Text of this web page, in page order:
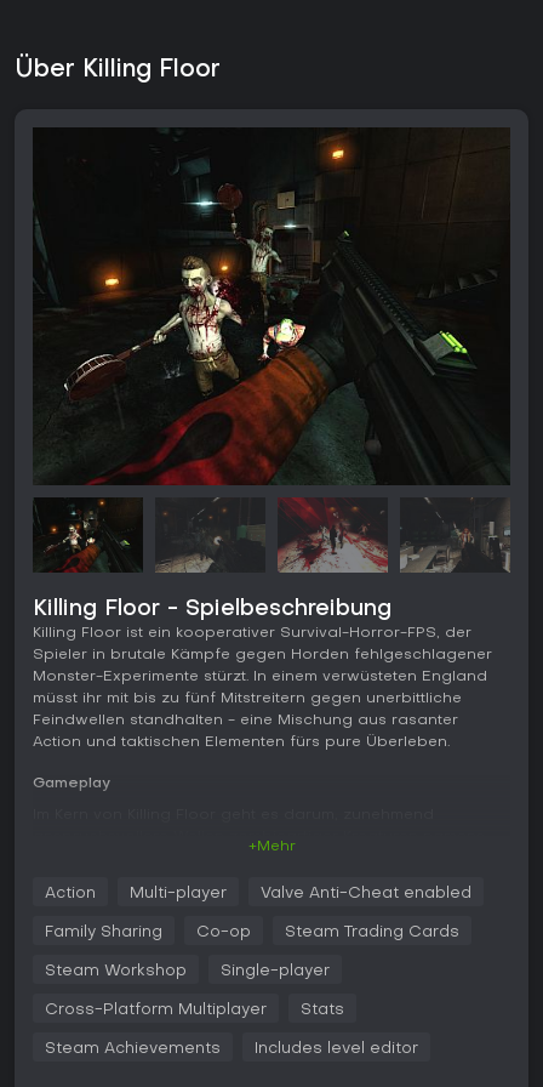
Über Killing Floor
Killing Floor - Spielbeschreibung
Killing Floor ist ein kooperativer Survival-Horror-FPS, der
Spieler in brutale Kämpfe gegen Horden fehlgeschlagener
Monster-Experimente stürzt. In einem verwüsteten England
müsst ihr mit bis zu fünf Mitstreitern gegen unerbittliche
Feindwellen standhalten - eine Mischung aus rasanter
Action und taktischen Elementen fürs pure Überleben.
Gameplay
mit Gewehren oder verbesserte Heilfähigkeiten. Diese Perks
leveln sich durchs Spielen hoch und gewähren dauerhafte
Bewegungsgeschwindigkeit.
Der Kampf fühlt sich roh und intensiv an, mit einer breiten
Flammenwerfern. Ihr könnt Türen schweißen, um Feindrouten
+Mehr
Action Multi-player Valve Anti-Cheat enabled
Family Sharing Co-op Steam Trading Cards
Steam Workshop Single-player
Cross-Platform Multiplayer Stats
Steam Achievements Includes level editor